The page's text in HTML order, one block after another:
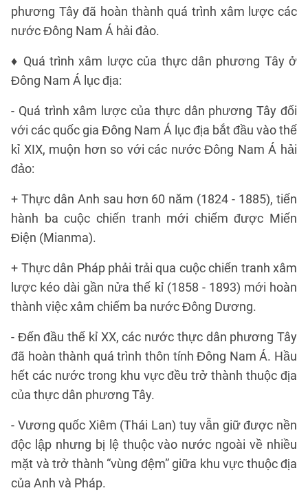
phương Tây đã hoàn thành quá trình xâm lược các
nước Đông Nam Á hải đảo.
♦ Quá trình xâm lược của thực dân phương Tây ở
Đông Nam Á lục địa:
- Quá trình xâm lược của thực dân phương Tây đối
với các quốc gia Đông Nam Á lục địa bắt đầu vào thế
kỉ XIX, muộn hơn so với các nước Đông Nam Á hải
đảo:
+ Thực dân Anh sau hơn 60 năm (1824 - 1885), tiến
hành ba cuộc chiến tranh mới chiếm được Miến
Điện (Mianma).
+ Thực dân Pháp phải trải qua cuộc chiến tranh xâm
lược kéo dài gần nửa thế kỉ (1858 - 1893) mới hoàn
thành việc xâm chiếm ba nước Đông Dương.
- Đến đầu thế kỉ XX, các nước thực dân phương Tây
đã hoàn thành quá trình thôn tính Đông Nam Á. Hầu
hết các nước trong khu vực đều trở thành thuộc địa
của thực dân phương Tây.
- Vương quốc Xiêm (Thái Lan) tuy vẫn giữ được nền
độc lập nhưng bị lệ thuộc vào nước ngoài về nhiều
mặt và trở thành “vùng đệm” giữa khu vực thuộc địa
của Anh và Pháp.